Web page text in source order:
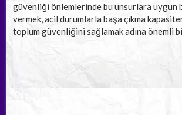
güvenliği önlemlerinde bu unsurlara uygun
vermek, acil durumlarla başa çıkma
toplum güvenliğini sağlamak adına önemli